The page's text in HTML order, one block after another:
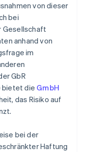
von dieser
bei
Gesellschaft
anhand von
im
GbR
bietet die GmbH
das Risiko auf
bei der
Haftung